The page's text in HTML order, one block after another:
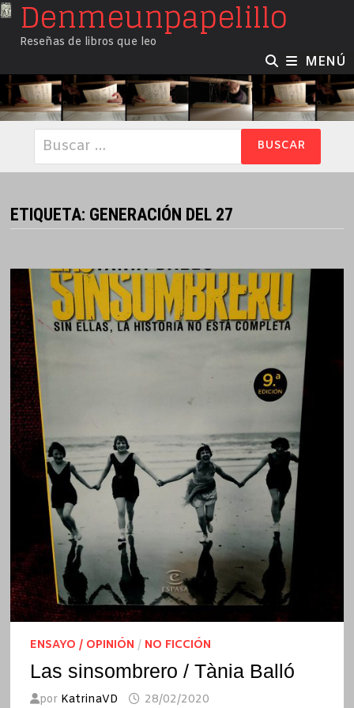
SaltarDenmeunpapelillo
Reseñas de libros que leo
MENÚ
Buscar:
ETIQUETA: GENERACIÓN DEL 27
ENSAYO / OPINIÓN / NO FICCIÓN
Las sinsombrero / Tània Balló
por KatrinaVD 28/02/2020